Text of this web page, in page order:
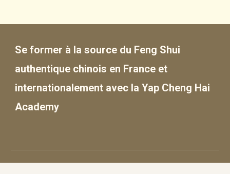
Se former à la source du Feng Shui
authentique chinois en France et
internationalement avec la Yap Cheng Hai
Academy